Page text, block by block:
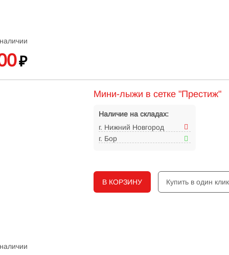
₽
Мини-лыжи в сетке "Престиж"
Наличие на складах:
г. Нижний Новгород
г. Бор
В КОРЗИНУ Купить в один клик